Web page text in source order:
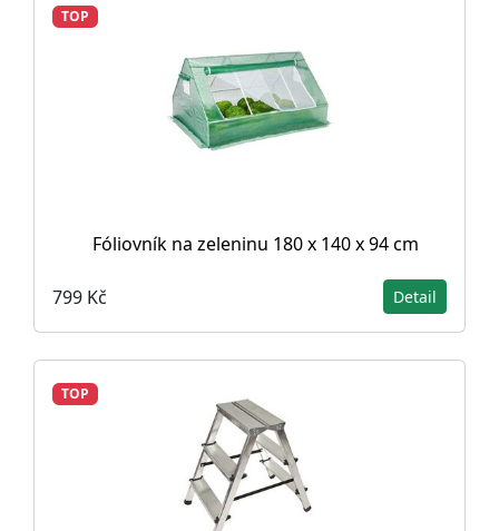
TOP
Fóliovník na zeleninu 180 x 140 x 94 cm
799 Kč Detail
TOP